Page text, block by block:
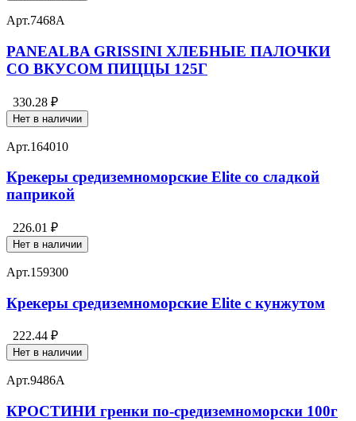
Арт.7468А
PANEALBA GRISSINI ХЛЕБНЫЕ ПАЛОЧКИ
СО ВКУСОМ ПИЦЦЫ 125Г
330.28 ₽
Нет в наличии
Арт.164010
Крекеры средиземноморские Elite со сладкой
паприкой
226.01 ₽
Нет в наличии
Арт.159300
Крекеры средиземноморские Elite с кунжутом
222.44 ₽
Нет в наличии
Арт.9486А
КРОСТИНИ гренки по-средиземноморски 100г